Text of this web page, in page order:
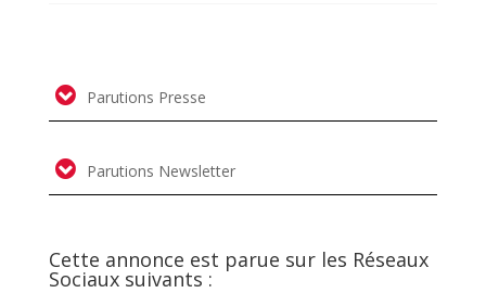
Parutions Presse
Parutions Newsletter
Cette annonce est parue sur les Réseaux
Sociaux suivants :